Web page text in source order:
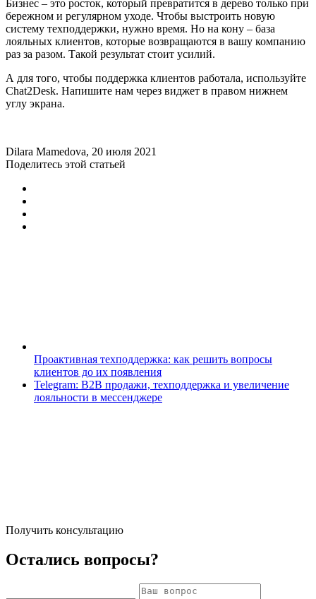
Бизнес – это росток, который превратится в дерево только при
бережном и регулярном уходе. Чтобы выстроить новую
систему техподдержки, нужно время. Но на кону – база
лояльных клиентов, которые возвращаются в вашу компанию
раз за разом. Такой результат стоит усилий.
А для того, чтобы поддержка клиентов работала, используйте
Chat2Desk. Напишите нам через виджет в правом нижнем
углу экрана.
Dilara Mamedova, 20 июля 2021
Поделитесь этой статьей
Проактивная техподдержка: как решить вопросы
клиентов до их появления
Telegram: B2B продажи, техподдержка и увеличение
лояльности в мессенджере
Получить консультацию
Остались вопросы?